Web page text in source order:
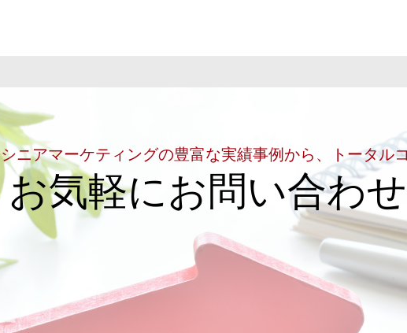
シニアマーケティングの豊富な実績事例から、トータル
お気軽にお問い合わ